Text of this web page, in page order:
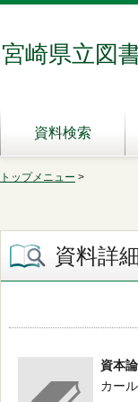
宮崎県立図
資料検索
トップメニュー >
資料詳
資本
カー